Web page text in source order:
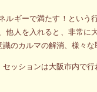
ギーで満たす！という
人を入れると、非常に
のカルマの解消、様々な
ッションは大阪市内で行